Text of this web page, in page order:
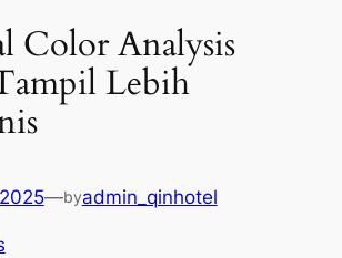
Color Analysis
Lebih
—byadmin_qinhotel